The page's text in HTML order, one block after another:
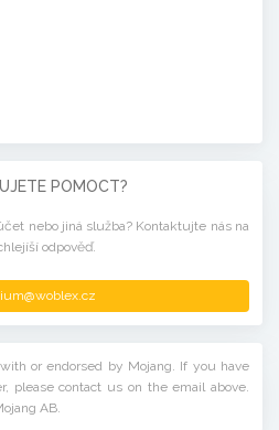
POMOCT?
nebo jiná služba? Kontaktujte nás na
odpověď.
or endorsed by Mojang. If you have
please contact us on the email above.
AB.